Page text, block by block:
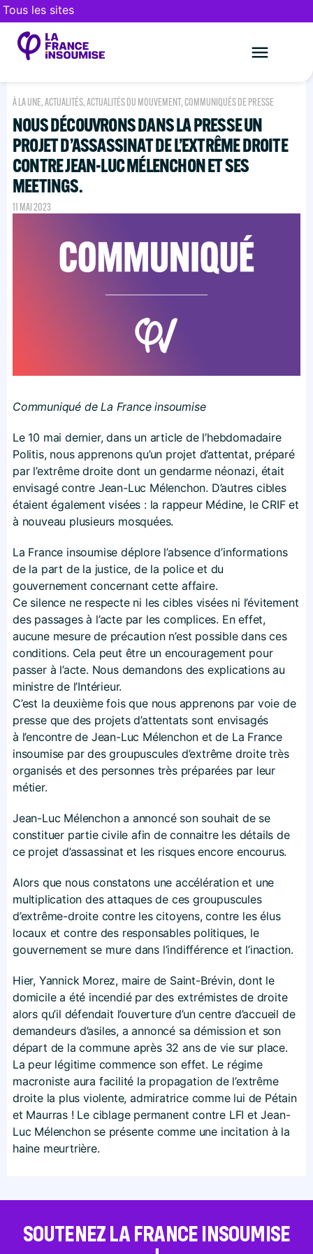
Tous les sites
À LA UNE,ACTUALITÉS,ACTUALITÉS DU MOUVEMENT, COMMUNIQUÉS DE PRESSE
NOUS DÉCOUVRONS DANS LA PRESSE UN
PROJET D’ASSASSINAT DE L’EXTRÊME DROITE
CONTRE JEAN-LUC MÉLENCHON ET SES
MEETINGS.
11 MAI 2023
Communiqué de La France insoumise
Le 10 mai dernier, dans un article de l’hebdomadaire
Politis, nous apprenons qu’un projet d’attentat, préparé
par l’extrême droite dont un gendarme néonazi, était
envisagé contre Jean-Luc Mélenchon. D’autres cibles
étaient également visées : la rappeur Médine, le CRIF et
à nouveau plusieurs mosquées.
La France insoumise déplore l’absence d’informations
de la part de la justice, de la police et du
gouvernement concernant cette affaire.
Ce silence ne respecte ni les cibles visées ni l’évitement
des passages à l’acte par les complices. En effet,
aucune mesure de précaution n’est possible dans ces
conditions. Cela peut être un encouragement pour
passer à l’acte. Nous demandons des explications au
ministre de l’Intérieur.
C’est la deuxième fois que nous apprenons par voie de
presse que des projets d’attentats sont envisagés
à l’encontre de Jean-Luc Mélenchon et de La France
insoumise par des groupuscules d’extrême droite très
organisés et des personnes très préparées par leur
métier.
Jean-Luc Mélenchon a annoncé son souhait de se
constituer partie civile afin de connaitre les détails de
ce projet d’assassinat et les risques encore encourus.
Alors que nous constatons une accélération et une
multiplication des attaques de ces groupuscules
d’extrême-droite contre les citoyens, contre les élus
locaux et contre des responsables politiques, le
gouvernement se mure dans l’indifférence et l’inaction.
Hier, Yannick Morez, maire de Saint-Brévin, dont le
domicile a été incendié par des extrémistes de droite
alors qu’il défendait l’ouverture d’un centre d’accueil de
demandeurs d’asiles, a annoncé sa démission et son
départ de la commune après 32 ans de vie sur place.
La peur légitime commence son effet. Le régime
macroniste aura facilité la propagation de l’extrême
droite la plus violente, admiratrice comme lui de Pétain
et Maurras ! Le ciblage permanent contre LFI et Jean-
Luc Mélenchon se présente comme une incitation à la
haine meurtrière.
SOUTENEZ LA FRANCE INSOUMISE